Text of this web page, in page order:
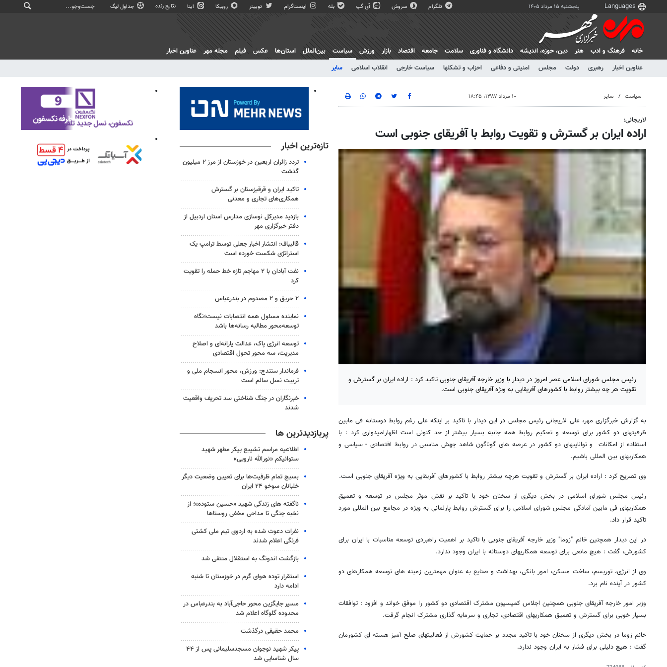
پنجشنبه ۱۵ مرداد ۱۴۰۵ تلگرام سروش آی گپ بله اینستاگرام توییتر روبیکا ایتا نتایج زنده جداول لیگ
خانه فرهنگ و ادب هنر دين، حوزه، انديشه دانشگاه و فناوری سلامت جامعه اقتصاد بازار ورزش
سیاست
عناوین اخبار
رهبری دولت مجلس امنیتی و دفاعی احزاب و تشکلها سیاست خارجی انقلاب اسلامی سایر
بین‌الملل استان‌ها عکس فیلم مجله مهر عناوین اخبار
سیاست سایر ۱۰ مرداد ۱۳۸۷، ۱۸:۴۵
لاریجانی:
اراده ایران بر گسترش و تقویت روابط با آفریقای جنوبی است
رئیس مجلس شورای اسلامی عصر امروز در دیدار با وزیر خارجه آفریقای جنوبی تاکید کرد : اراده ایران بر گسترش و
تقویت هر چه بیشتر روابط با کشورهای آفریقایی به ویژه آفریقای جنوبی است.
به گزارش خبرگزاری مهر، علی لاریجانی رئیس مجلس در این دیدار با تاکید بر اینکه علی رغم روابط دوستانه فی مابین
ظرفیتهای دو کشور برای توسعه و تحکیم روابط همه جانبه بسیار بیشتر از حد کنونی است اظهارامیدواری کرد : با
استفاده از امکانات و تواناییهای دو کشور در عرصه های گوناگون شاهد جهش مناسبی در روابط اقتصادی - سیاسی و
همکاریهای بین المللی باشیم.
وی تصریح کرد : اراده ایران بر گسترش و تقویت هرچه بیشتر روابط با کشورهای آفریقایی به ویژه آفریقای جنوبی است.
رئیس مجلس شورای اسلامی در بخش دیگری از سخنان خود با تاکید بر نقش موثر مجلس در توسعه و تعمیق
همکاریهای فی مابین آمادگی مجلس شورای اسلامی را برای گسترش روابط پارلمانی به ویژه در مجامع بین المللی مورد
تاکید قرار داد.
در این دیدار همچنین خانم "زوما" وزیر خارجه آفریقای جنوبی با تاکید بر اهمیت راهبردی توسعه مناسبات با ایران برای
کشورش، گفت : هیچ مانعی برای توسعه همکاریهای دوستانه با ایران وجود ندارد.
وی از انرژی، توریسم، ساخت مسکن، امور بانکی، بهداشت و صنایع به عنوان مهمترین زمینه های توسعه همکارهای دو
کشور در آینده نام برد.
وزیر امور خارجه آفریقای جنوبی همچنین اجلاس کمیسیون مشترک اقتصادی دو کشور را موفق خواند و افزود : توافقات
بسیار خوبی برای گسترش و تعمیق همکاریهای اقتصادی، تجاری و سرمایه گذاری مشترک انجام گرفت.
خانم زوما در بخش دیگری از سخنان خود با تاکید مجدد بر حمایت کشورش از فعالیتهای صلح آمیز هسته ای کشورمان
گفت : هیچ دلیلی برای فشار به ایران وجود ندارد.
تازه‌ترین اخبار
تردد زائران اربعین در خوزستان از مرز ۲ میلیون
گذشت
تاکید ایران و قرقیزستان بر گسترش
همکاری‌های تجاری و معدنی
بازدید مدیرکل نوسازی مدارس استان اردبیل از
دفتر خبرگزاری مهر
قالیباف: انتشار اخبار جعلی توسط ترامپ یک
استراتژی شکست خورده است
نفت آبادان با ۲ مهاجم تازه خط حمله را تقویت
کرد
۲ حریق و ۲ مصدوم در بندرعباس
نماینده مسئول همه انتصابات نیست؛نگاه
توسعه‌محور مطالبه رسانه‌ها باشد
توسعه انرژی پاک، عدالت یارانه‌ای و اصلاح
مدیریت، سه محور تحول اقتصادی
فرماندار سنندج: ورزش، محور انسجام ملی و
تربیت نسل سالم است
خبرنگاران در جنگ شناختی سد تحریف واقعیت
شدند
پربازدیدترین ها
اطلاعیه مراسم تشییع پیکر مطهر شهید
ستوانیکم «نورالله نارویی»
بسیج تمام ظرفیت‌ها برای تعیین وضعیت دیگر
خلبانان سوخو ۲۴ ایران
ناگفته های زندگی شهید «حسین ستوده»؛ از
نخبه جنگی تا مداحی مخفی روستاها
نفرات دعوت شده به اردوی تیم ملی کشتی
فرنگی اعلام شدند
بازگشت اندونگ به استقلال منتفی شد
استقرار توده هوای گرم در خوزستان تا شنبه
ادامه دارد
مسیر جایگزین محور حاجی‌آباد به بندرعباس در
محدوده گلوگاه اعلام شد
محمد حقیقی درگذشت
پیکر شهید نوجوان مسجدسلیمانی پس از ۴۴
سال شناسایی شد